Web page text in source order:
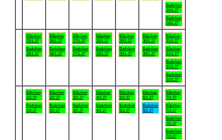
Badviken
24/1-27
Badviken
24/1-27
Båtviken
25/1-27
Badviken
25/1-27
Båtviken
26/1-27
Badviken
26/1-27
Båtviken
27/1-27
Badviken
27/1-27
Båtviken
28/1-27
Badviken
28/1-27
Båtviken
29/1-27
Badviken
29/1-27
Båtviken
30/1-27
Badviken
30/1-27
Båtviken
31/1-27
Båtviken
31/1-27
Badviken
31/1-27
Badviken
31/1-27
Båtviken
1/2-27
Badviken
1/2-27
Båtviken
2/2-27
Badviken
2/2-27
Båtviken
3/2-27
Badviken
3/2-27
Båtviken
4/2-27
Badviken
4/2-27
Båtviken
5/2-27
Badviken
5/2-27
Båtviken
6/2-27
Badviken
6/2-27
Båtviken
7/2-27
Båtviken
7/2-27
Badviken
7/2-27
Badviken
7/2-27